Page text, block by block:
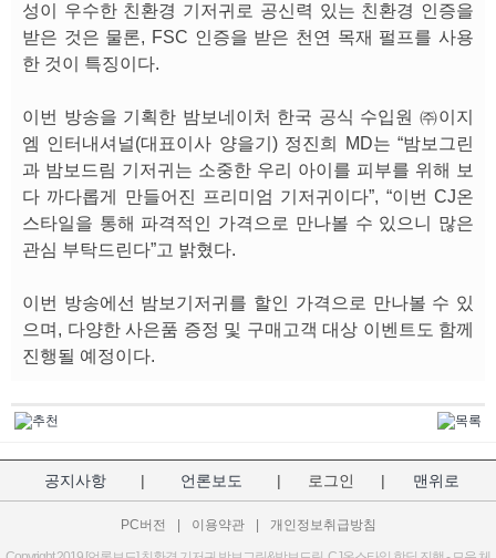
성이 우수한 친환경 기저귀로 공신력 있는 친환경 인증을
받은 것은 물론, FSC 인증을 받은 천연 목재 펄프를 사용
한 것이 특징이다.
이번 방송을 기획한 밤보네이처 한국 공식 수입원 ㈜이지
엠 인터내셔널(대표이사 양을기) 정진희 MD는 “밤보그린
과 밤보드림 기저귀는 소중한 우리 아이를 피부를 위해 보
다 까다롭게 만들어진 프리미엄 기저귀이다”, “이번 CJ온
스타일을 통해 파격적인 가격으로 만나볼 수 있으니 많은
관심 부탁드린다”고 밝혔다.
이번 방송에선 밤보기저귀를 할인 가격으로 만나볼 수 있
으며, 다양한 사은품 증정 및 구매고객 대상 이벤트도 함께
진행될 예정이다.
공지사항 | 언론보도 | 로그인 | 맨위로
PC버전 이용약관 개인정보취급방침